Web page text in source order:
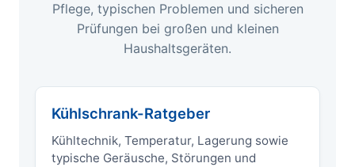
Pflege, typischen Problemen und sicheren
Prüfungen bei großen und kleinen
Haushaltsgeräten.
Kühlschrank-Ratgeber
Kühltechnik, Temperatur, Lagerung sowie
typische Geräusche, Störungen und